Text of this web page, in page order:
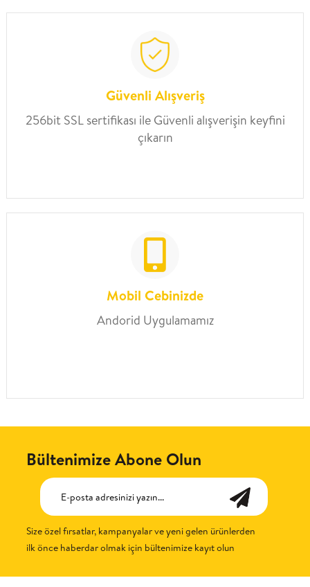
Güvenli Alışveriş
256bit SSL sertifikası ile Güvenli alışverişin keyfini
çıkarın
Mobil Cebinizde
Andorid Uygulamamız
Bültenimize Abone Olun
Size özel fırsatlar, kampanyalar ve yeni gelen ürünlerden
ilk önce haberdar olmak için bültenimize kayıt olun